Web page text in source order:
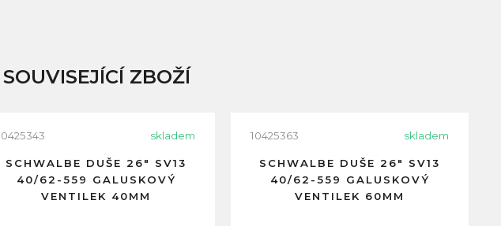
SOUVISEJÍCÍ ZBOŽÍ
skladem
SCHWALBE DUŠE 26" SV13
40/62-559 GALUSKOVÝ
VENTILEK 40MM
10425363 skladem
SCHWALBE DUŠE 26" SV13
40/62-559 GALUSKOVÝ
VENTILEK 60MM